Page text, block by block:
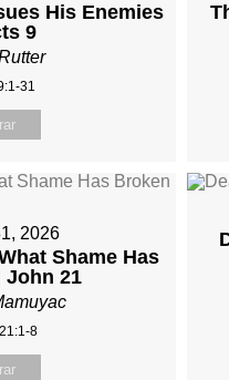
His Enemies
9
31
2026
Shame Has
John 21
8